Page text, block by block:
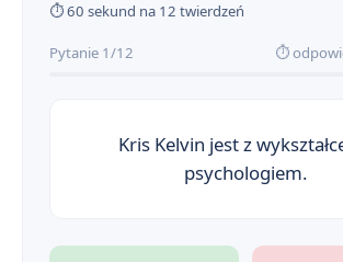
⏱ 60 sekund na 12 twierdzeń
Pytanie 1/12 ⏱
Kris Kelvin jest z
psychologiem.